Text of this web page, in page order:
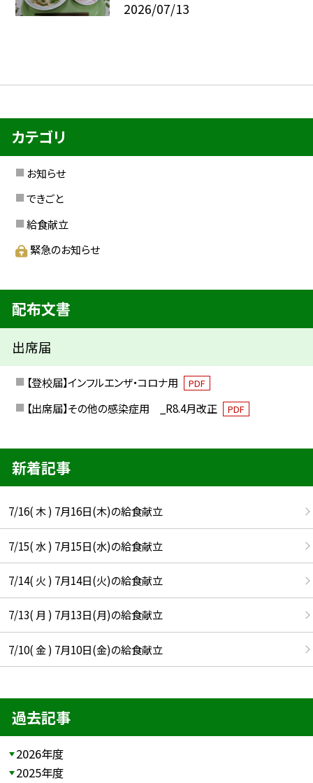
2026/07/13
カテゴリ
お知らせ
できごと
給食献立
緊急のお知らせ
配布文書
出席届
【登校届】インフルエンザ・コロナ用 PDF
【出席届】その他の感染症用 _R8.4月改正 PDF
新着記事
7/16( 木 ) 7月16日(木)の給食献立
7/15( 水 ) 7月15日(水)の給食献立
7/14( 火 ) 7月14日(火)の給食献立
7/13( 月 ) 7月13日(月)の給食献立
7/10( 金 ) 7月10日(金)の給食献立
過去記事
2026年度
2025年度